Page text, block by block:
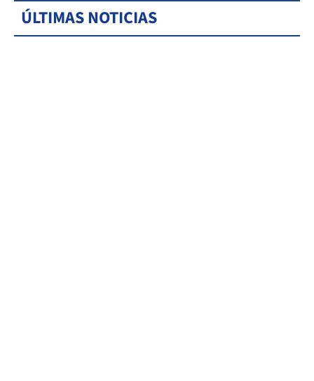
ÚLTIMAS NOTICIAS